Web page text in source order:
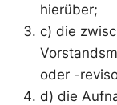
hierüber;
c) die
oder -
d) die